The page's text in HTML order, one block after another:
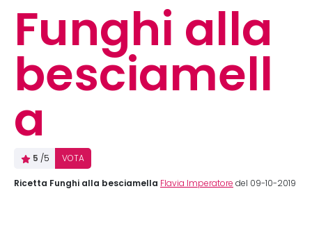
Funghi alla
besciamell
a
5 /5 VOTA
Ricetta Funghi alla besciamella Flavia Imperatore del 09-10-2019